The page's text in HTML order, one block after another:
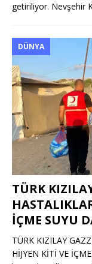
getiriliyor. Nevşehir
DÜNYA
TÜRK
İÇME SUYU
TÜRK KIZILAY
HİJYEN KİTİ VE